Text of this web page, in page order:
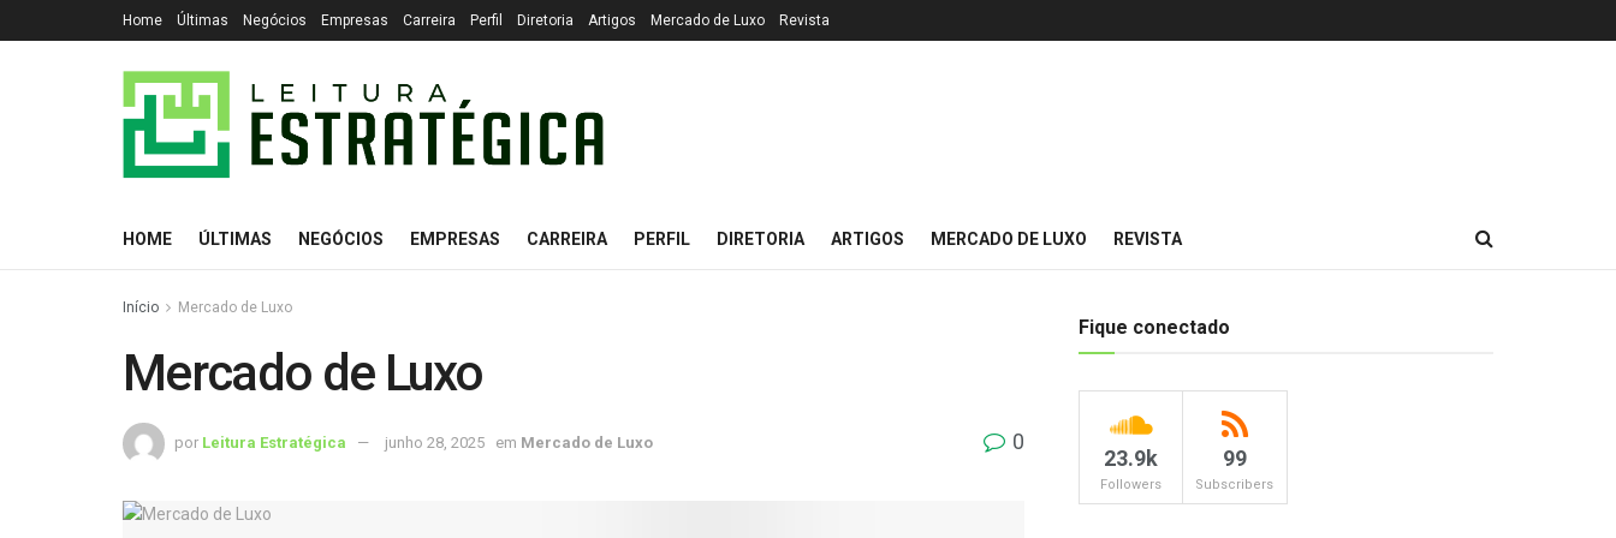
Home Últimas Negócios Empresas Carreira Perfil Diretoria Artigos Mercado de Luxo Revista
HOME ÚLTIMAS NEGÓCIOS EMPRESAS CARREIRA PERFIL DIRETORIA ARTIGOS MERCADO DE LUXO REVISTA
Início Mercado de Luxo
Mercado de Luxo
por Leitura Estratégica junho 28, 2025 em Mercado de Luxo 0
Fique conectado
23.9k
Followers
99
Subscribers